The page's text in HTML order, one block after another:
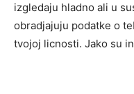
izgledaju hladno ali u
obradjajuju podatke o
tvojoj licnosti. Jako su